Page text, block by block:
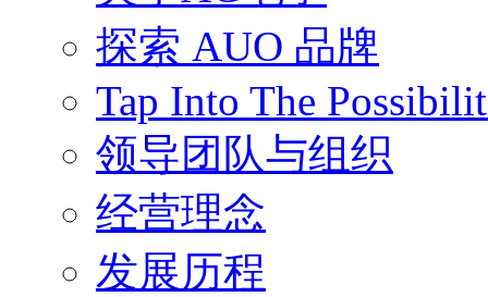
探索 AUO 品牌
Tap Into The
领导团队与组织
经营理念
发展历程